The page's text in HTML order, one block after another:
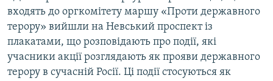
входять до оргкомітету маршу «Проти державного
терору» вийшли на Невський проспект із
плакатами, що розповідають про події, які
учасники акції розглядають як прояви державного
терору в сучасній Росії. Ці події стосуються як